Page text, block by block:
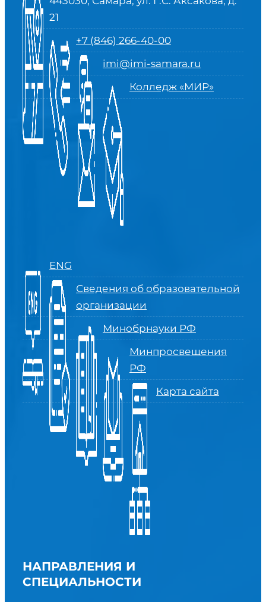
21
+7 (846) 266-40-00
imi@imi-samara.ru
Колледж «МИР»
ENG
Сведения об образовательной
организации
Минобрнауки РФ
Минпросвещения
РФ
Карта сайта
НАПРАВЛЕНИЯ И
СПЕЦИАЛЬНОСТИ